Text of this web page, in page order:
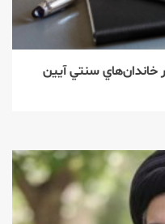
خاندان‌هاي سنتي آيين